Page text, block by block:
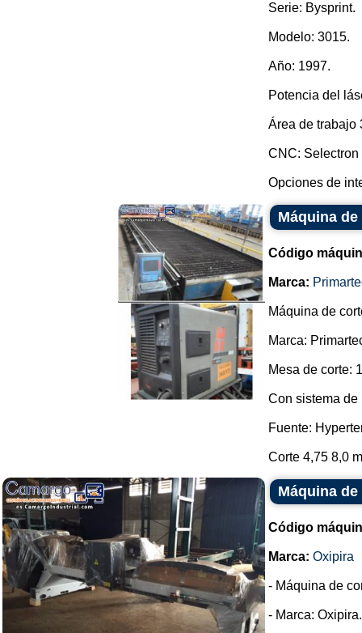
Serie: Bysprint.
Modelo: 3015.
Año: 1997.
Potencia del
Área de trabajo
CNC:
Opciones de
Máquina
Código
Marca:
Máquina de
Marca:
Mesa de corte:
Con sistema de
Fuente:
Corte 4,75 8,0
Máquina
Código
Marca: Oxipira
- Máquina de
- Marca: Oxipira.